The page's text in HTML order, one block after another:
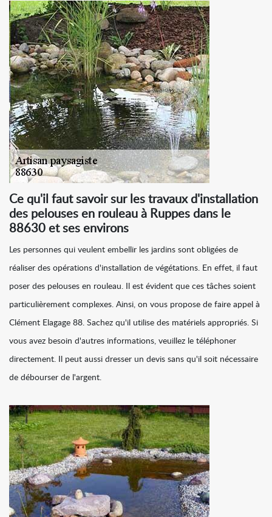
Ce qu'il faut savoir sur les travaux d'installation
des pelouses en rouleau à Ruppes dans le
88630 et ses environs
Les personnes qui veulent embellir les jardins sont obligées de
réaliser des opérations d'installation de végétations. En effet, il faut
poser des pelouses en rouleau. Il est évident que ces tâches soient
particulièrement complexes. Ainsi, on vous propose de faire appel à
Clément Elagage 88. Sachez qu'il utilise des matériels appropriés. Si
vous avez besoin d'autres informations, veuillez le téléphoner
directement. Il peut aussi dresser un devis sans qu'il soit nécessaire
de débourser de l'argent.